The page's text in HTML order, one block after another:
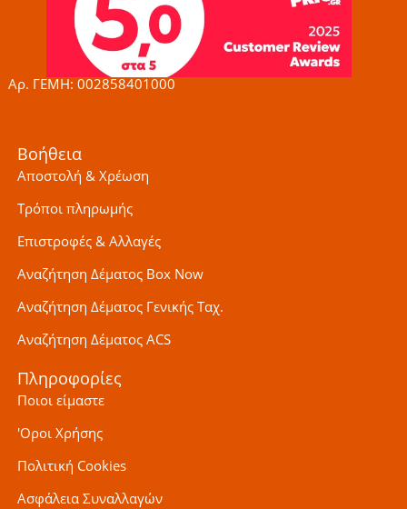
g
r
a
m
e
r
Αρ. ΓΕΜΗ: 002858401000
Βοήθεια
Αποστολή & Χρέωση
Τρόποι πληρωμής
Επιστροφές & Αλλαγές
Αναζήτηση Δέματος Box Now
Αναζήτηση Δέματος Γενικής Ταχ.
Αναζήτηση Δέματος ACS
Πληροφορίες
Ποιοι είμαστε
'Οροι Χρήσης
Πολιτική Cookies
Ασφάλεια Συναλλαγών